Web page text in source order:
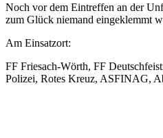
Noch vor dem Eintreffen an der
zum Glück niemand eingeklemmt
Am Einsatzort:
FF Friesach-Wörth, FF
Polizei, Rotes Kreuz, ASFINAG,